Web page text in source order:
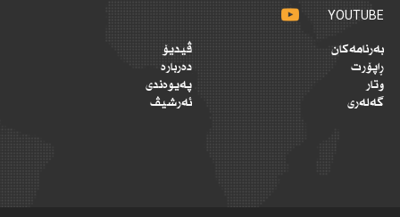
YOUTUBE
بەرنامەکان
ڕاپۆرت
وتار
گەلەری
ڤیدیۆ
دەربارە
پەیوەندی
ئەرشیڤ